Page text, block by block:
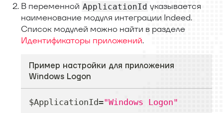
В переменной ApplicationId указывается
наименование модуля интеграции Indeed.
Список модулей можно найти в разделе
Идентификаторы приложений.
Пример настройки для приложения
Windows Logon
$ApplicationId="Windows Logon"